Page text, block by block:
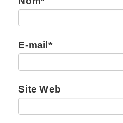
E-mail*
Site Web